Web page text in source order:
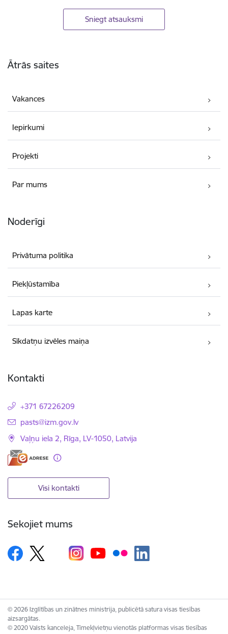
Sniegt atsauksmi
Ātrās saites
Vakances
Iepirkumi
Projekti
Par mums
Noderīgi
Privātuma politika
Piekļūstamība
Lapas karte
Sīkdatņu izvēles maiņa
Kontakti
+371 67226209
E-pasts:
pasts@izm.gov.lv
Vaļņu iela 2, Rīga, LV-1050, Latvija
Visi kontakti
Sekojiet mums
© 2026 Izglītības un zinātnes ministrija, publicētā satura visas tiesības
aizsargātas.
© 2020 Valsts kanceleja, Tīmekļvietņu vienotās platformas visas tiesības